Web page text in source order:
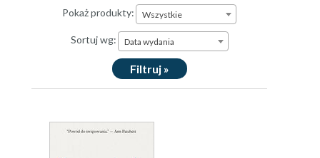
Pokaż produkty: Wszystkie
Sortuj wg: Data wydania
Filtruj »